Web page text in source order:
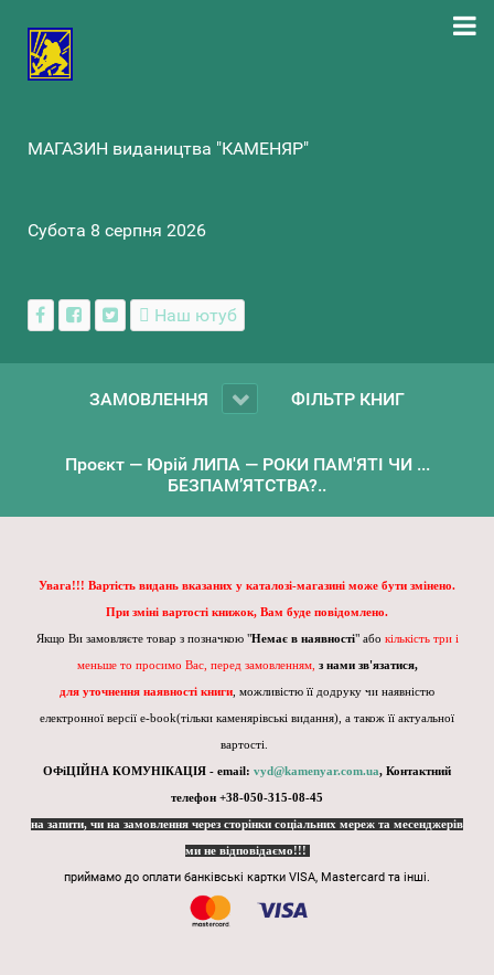
МАГАЗИН видаництва "КАМЕНЯР"
Субота 8 серпня 2026
Наш ютуб
ЗАМОВЛЕННЯ ФІЛЬТР КНИГ
Проєкт — Юрій ЛИПА — РОКИ ПАМ'ЯТІ ЧИ ...
БЕЗПАМ’ЯТСТВА?..
Увага!!! Вартість видань вказаних у каталозі-магазині може бути змінено.
При зміні вартості книжок, Вам буде повідомлено.
Якщо Ви замовляєте товар з позначкою "Немає в наявності" або кількість три і
меньше то просимо Вас, перед замовленням, з нами зв'язатися,
для уточнення наявності книги , можливістю її додруку чи наявністю
електронної версії e-book(тільки каменярівські видання), а також її актуальної
вартості.
ОФіЦІЙНА КОМУНІКАЦІЯ - email: vyd@kamenyar.com.ua, Контактний
телефон +38-050-315-08-45
на запити, чи на замовлення через сторінки соціальних мереж та месенджерів
ми не відповідаємо!!!
приймамо до оплати банківські картки VISA, Mastercard та інші.